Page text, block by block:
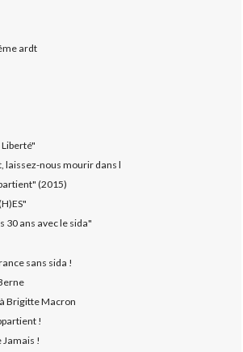
ardt
laissez-nous mourir dans l
(2015)
30 ans avec le sida"
sans sida !
Brigitte Macron
!
Jamais !